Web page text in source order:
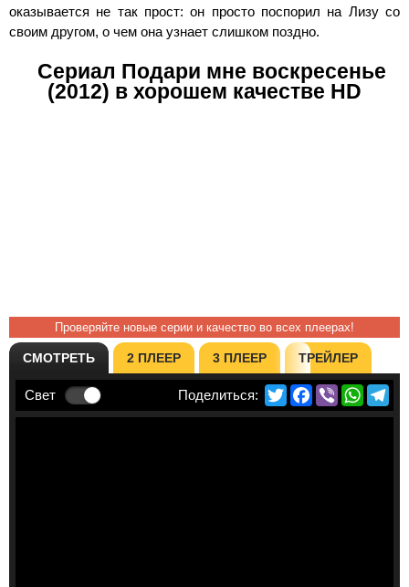
оказывается не так прост: он просто поспорил на Лизу со
своим другом, о чем она узнает слишком поздно.
Сериал Подари мне воскресенье
(2012) в хорошем качестве HD
Проверяйте новые серии и качество во всех плеерах!
СМОТРЕТЬ 2 ПЛЕЕР 3 ПЛЕЕР ТРЕЙЛЕР
Свет TwitterFacebook
Viber